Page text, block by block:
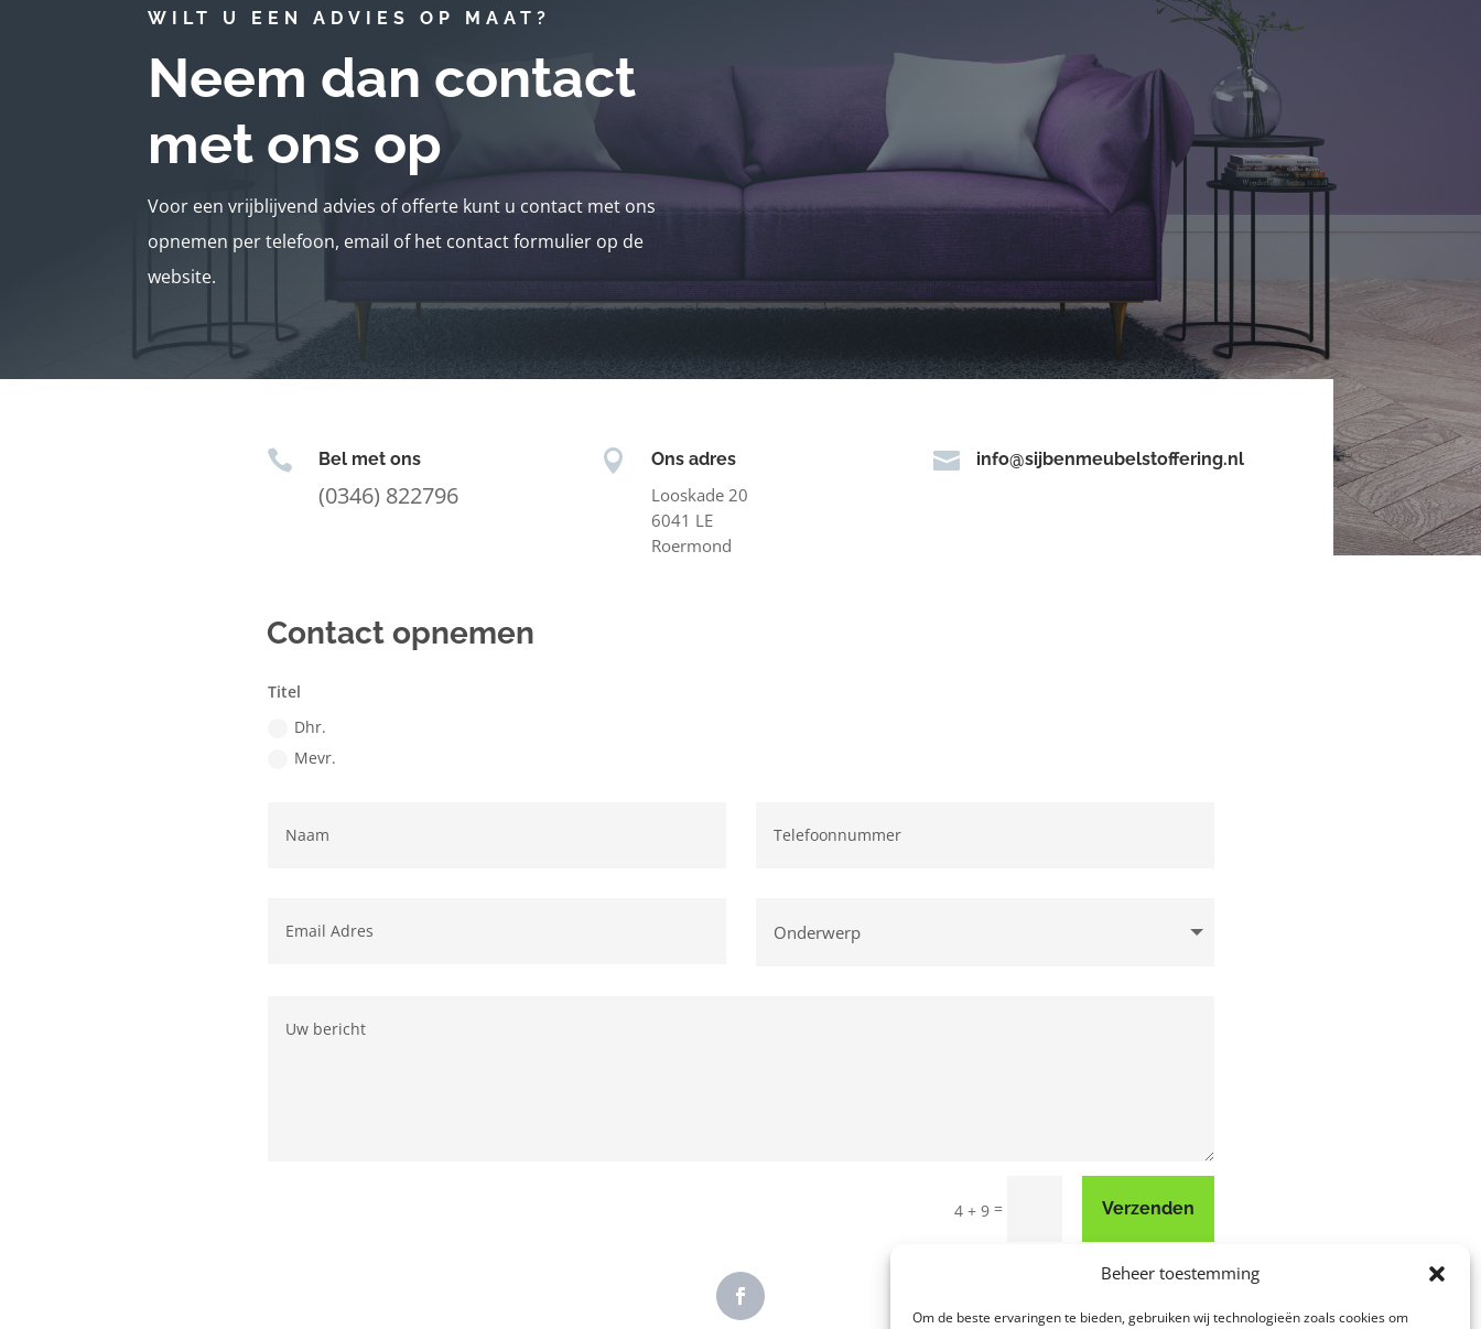
Beheer toestemming
Om de beste ervaringen te bieden, gebruiken wij technologieën zoals cookies om
WILT U EEN ADVIES OP MAAT?
Neem dan contact
met ons op
Voor een vrijblijvend advies of offerte kunt u contact met ons
opnemen per telefoon, email of het contact formulier op de
website.
 Bel met ons
(0346) 822796
 Ons adres
Looskade 20
6041 LE
Roermond
 info@sijbenmeubelstoffering.nl
Contact opnemen
Titel
Dhr.
Mevr.
4 + 9 = Verzenden